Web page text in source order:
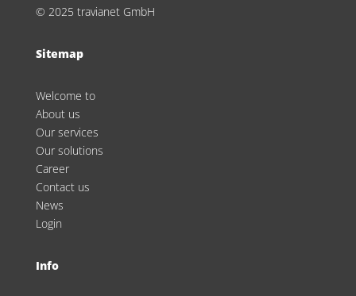
© 2025 travianet GmbH
Sitemap
Welcome to
About us
Our services
Our solutions
Career
Contact us
News
Login
Info